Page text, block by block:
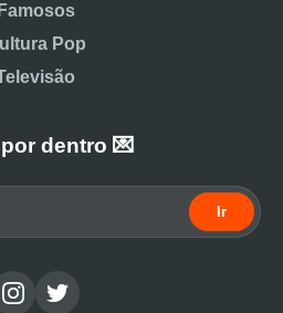
Famosos
Pop
dentro 💌
Ir